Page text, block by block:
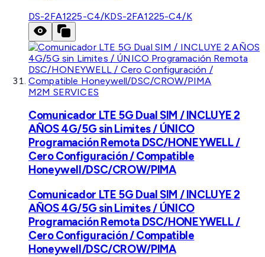
DS-2FA1225-C4/KDS-2FA1225-C4/K
M2M SERVICES
Comunicador LTE 5G Dual SIM / INCLUYE 2
AÑOS 4G/5G sin Limites / ÚNICO
Programación Remota DSC/HONEYWELL /
Cero Configuración / Compatible
Honeywell/DSC/CROW/PIMA
Comunicador LTE 5G Dual SIM / INCLUYE 2
AÑOS 4G/5G sin Limites / ÚNICO
Programación Remota DSC/HONEYWELL /
Cero Configuración / Compatible
Honeywell/DSC/CROW/PIMA